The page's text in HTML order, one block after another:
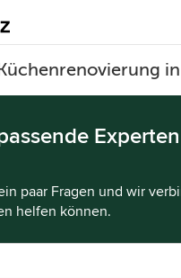
paar Fragen und wir
helfen können.